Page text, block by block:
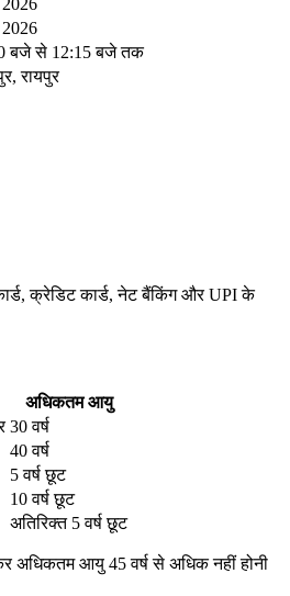
बजे से 12:15 बजे तक
रायपुर
क्रेडिट कार्ड, नेट बैंकिंग और UPI के
अधिकतम आयु
30 वर्ष
40 वर्ष
5 वर्ष छूट
10 वर्ष छूट
अतिरिक्त 5 वर्ष छूट
अधिकतम आयु 45 वर्ष से अधिक नहीं होनी